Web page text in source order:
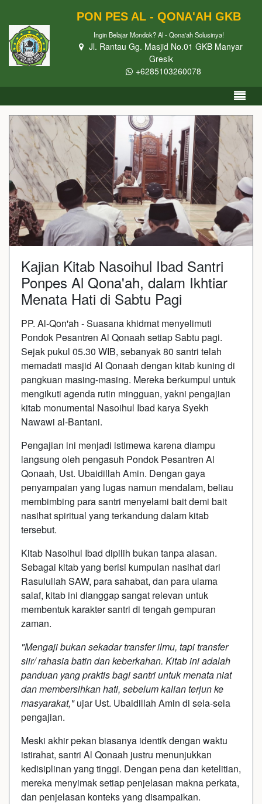
PON PES AL - QONA'AH GKB
Ingin Belajar Mondok? Al - Qona'ah Solusinya!
Jl. Rantau Gg. Masjid No.01 GKB Manyar
Gresik
+6285103260078
Kajian Kitab Nasoihul Ibad Santri
Ponpes Al Qona'ah, dalam Ikhtiar
Menata Hati di Sabtu Pagi
PP. Al-Qon'ah - Suasana khidmat menyelimuti
Pondok Pesantren Al Qonaah setiap Sabtu pagi.
Sejak pukul 05.30 WIB, sebanyak 80 santri telah
memadati masjid Al Qonaah dengan kitab kuning di
pangkuan masing-masing. Mereka berkumpul untuk
mengikuti agenda rutin mingguan, yakni pengajian
kitab monumental Nasoihul Ibad karya Syekh
Nawawi al-Bantani.
​Pengajian ini menjadi istimewa karena diampu
langsung oleh pengasuh Pondok Pesantren Al
Qonaah, Ust. Ubaidillah Amin. Dengan gaya
penyampaian yang lugas namun mendalam, beliau
membimbing para santri menyelami bait demi bait
nasihat spiritual yang terkandung dalam kitab
tersebut.
​Kitab Nasoihul Ibad dipilih bukan tanpa alasan.
Sebagai kitab yang berisi kumpulan nasihat dari
Rasulullah SAW, para sahabat, dan para ulama
salaf, kitab ini dianggap sangat relevan untuk
membentuk karakter santri di tengah gempuran
zaman.
​"Mengaji bukan sekadar transfer ilmu, tapi transfer
siir/ rahasia batin dan keberkahan. Kitab ini adalah
panduan yang praktis bagi santri untuk menata niat
dan membersihkan hati, sebelum kalian terjun ke
masyarakat,"ujar Ust. Ubaidillah Amin di sela-sela
pengajian.
Meski akhir pekan biasanya identik dengan waktu
istirahat, santri Al Qonaah justru menunjukkan
kedisiplinan yang tinggi. Dengan pena dan ketelitian,
mereka menyimak setiap penjelasan makna perkata,
dan penjelasan konteks yang disampaikan.